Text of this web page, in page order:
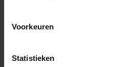
Voorkeuren
StatistiekenContact met